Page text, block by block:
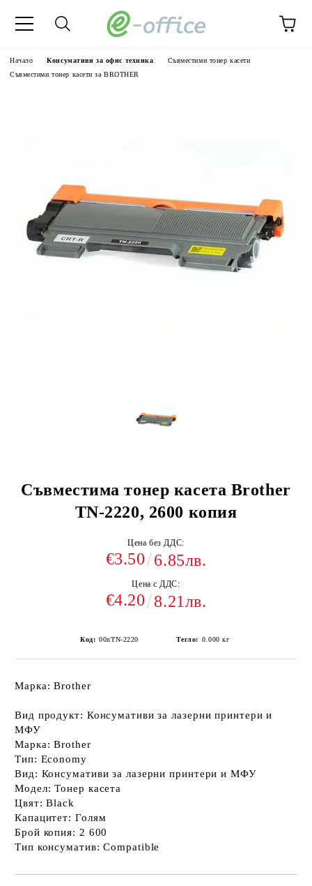
Начало Консумативи за офис техника
Съвместими тонер касети
Съвместими тонер касети за BROTHER
Съвместима тонер касета Brother
TN-2220, 2600 копия
Цена без ДДС:
€3.50 6.85лв.
Цена с ДДС:
€4.20 8.21лв.
Код: 00nTN-2220 Тегло: 0.000 кг
Марка: Brother
Вид продукт: Консумативи за лазерни принтери и
МФУ
Марка: Brother
Тип: Economy
Вид: Консумативи за лазерни принтери и МФУ
Модел: Тонер касета
Цвят: Black
Капацитет: Голям
Брой копия: 2 600
Тип консуматив: Compatible